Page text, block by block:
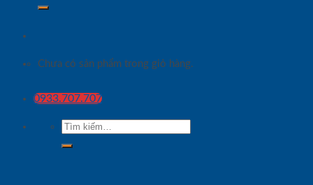
Chưa có sản phẩm trong giỏ hàng.
0933.707.707
Tìm
kiếm: